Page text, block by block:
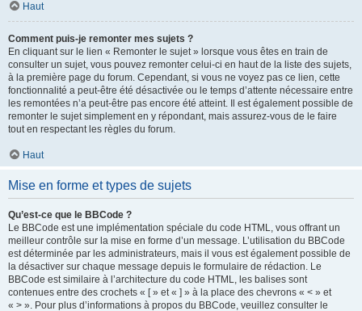
Haut
Comment puis-je remonter mes sujets ?
En cliquant sur le lien « Remonter le sujet » lorsque vous êtes en train de
consulter un sujet, vous pouvez remonter celui-ci en haut de la liste des sujets,
à la première page du forum. Cependant, si vous ne voyez pas ce lien, cette
fonctionnalité a peut-être été désactivée ou le temps d’attente nécessaire entre
les remontées n’a peut-être pas encore été atteint. Il est également possible de
remonter le sujet simplement en y répondant, mais assurez-vous de le faire
tout en respectant les règles du forum.
Haut
Mise en forme et types de sujets
Qu’est-ce que le BBCode ?
Le BBCode est une implémentation spéciale du code HTML, vous offrant un
meilleur contrôle sur la mise en forme d’un message. L’utilisation du BBCode
est déterminée par les administrateurs, mais il vous est également possible de
la désactiver sur chaque message depuis le formulaire de rédaction. Le
BBCode est similaire à l’architecture du code HTML, les balises sont
contenues entre des crochets « [ » et « ] » à la place des chevrons « < » et
« > ». Pour plus d’informations à propos du BBCode, veuillez consulter le